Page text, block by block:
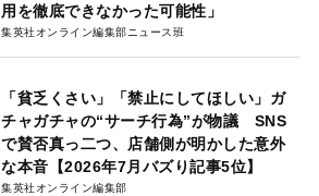
用を徹底できなかった可能性」
集英社オンライン編集部ニュース班
「貧乏くさい」「禁止にしてほしい」ガ
チャガチャの“サーチ行為”が物議 SNS
で賛否真っ二つ、店舗側が明かした意外
な本音【2026年7月バズり記事5位】
集英社オンライン編集部